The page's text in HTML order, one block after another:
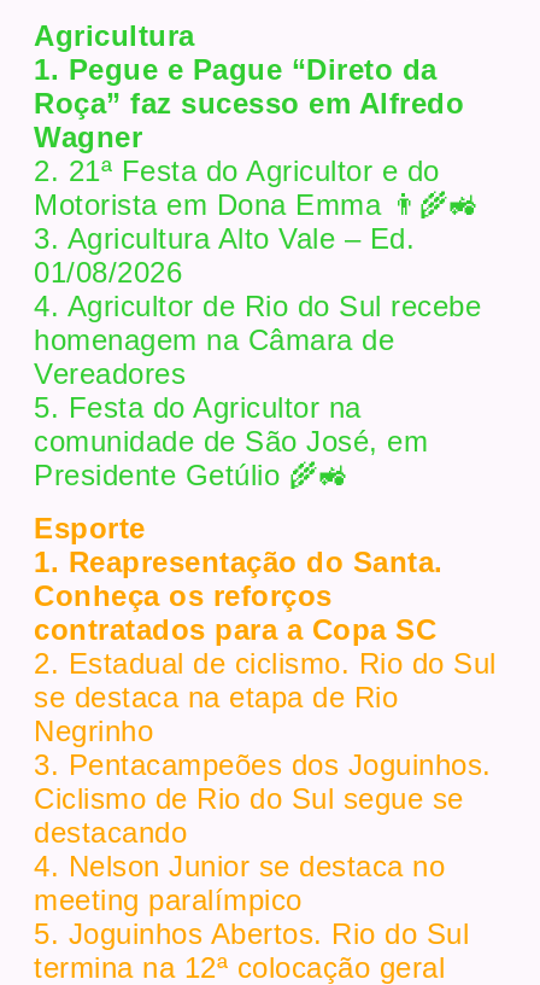
Agricultura
1. Pegue e Pague “Direto da
Roça” faz sucesso em Alfredo
Wagner
2. 21ª Festa do Agricultor e do
Motorista em Dona Emma 👨‍🌾🚜
3. Agricultura Alto Vale – Ed.
01/08/2026
4. Agricultor de Rio do Sul recebe
homenagem na Câmara de
Vereadores
5. Festa do Agricultor na
comunidade de São José, em
Presidente Getúlio 🌾🚜
Esporte
1. Reapresentação do Santa.
Conheça os reforços
contratados para a Copa SC
2. Estadual de ciclismo. Rio do Sul
se destaca na etapa de Rio
Negrinho
3. Pentacampeões dos Joguinhos.
Ciclismo de Rio do Sul segue se
destacando
4. Nelson Junior se destaca no
meeting paralímpico
5. Joguinhos Abertos. Rio do Sul
termina na 12ª colocação geral